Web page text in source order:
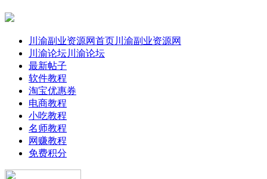
川渝副业资源网首页川渝副业资源网
川渝论坛川渝论坛
最新帖子
软件教程
淘宝优惠券
电商教程
小吃教程
名师教程
网赚教程
免费积分